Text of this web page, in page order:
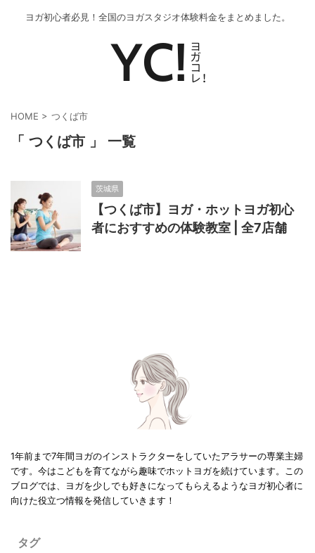
ヨガ初心者必見！全国のヨガスタジオ体験料金をまとめました。
HOME > つくば市
「 つくば市 」 一覧
茨城県
【つくば市】ヨガ・ホットヨガ初心
者におすすめの体験教室 | 全7店舗
1年前まで7年間ヨガのインストラクターをしていたアラサーの専業主婦
です。今はこどもを育てながら趣味でホットヨガを続けています。この
ブログでは、ヨガを少しでも好きになってもらえるようなヨガ初心者に
向けた役立つ情報を発信していきます！
タグ